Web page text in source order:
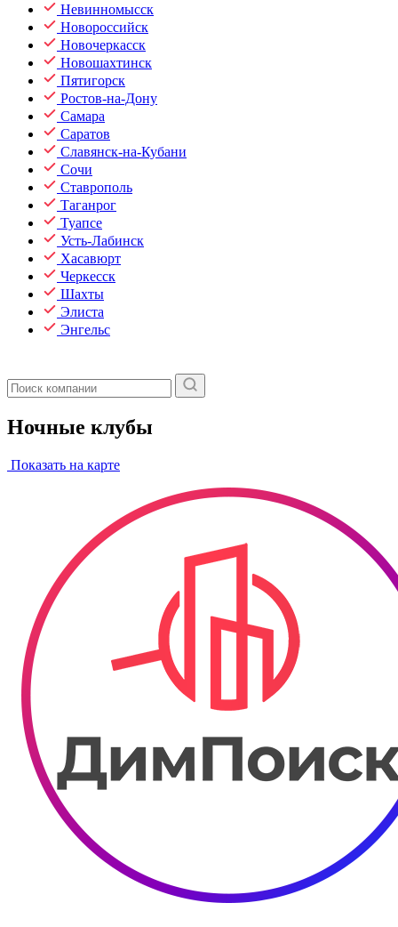
Невинномысск
Новороссийск
Новочеркасск
Новошахтинск
Пятигорск
Ростов-на-Дону
Самара
Саратов
Славянск-на-Кубани
Сочи
Ставрополь
Таганрог
Туапсе
Усть-Лабинск
Хасавюрт
Черкесск
Шахты
Элиста
Энгельс
Ночные клубы
Показать на карте